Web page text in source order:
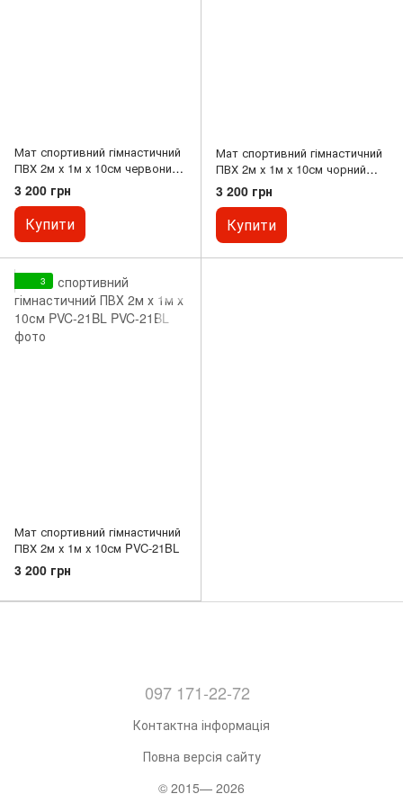
Мат спортивний гімнастичний
ПВХ 2м х 1м х 10см червоний
PVC-21R
3 200 грн
Купити
Мат спортивний гімнастичний
ПВХ 2м х 1м х 10см чорний
PVC-21BK
3 200 грн
Купити
3
Мат спортивний гімнастичний
ПВХ 2м х 1м х 10см PVC-21BL
3 200 грн
097 171-22-72
Контактна інформація
Повна версія сайту
© 2015— 2026